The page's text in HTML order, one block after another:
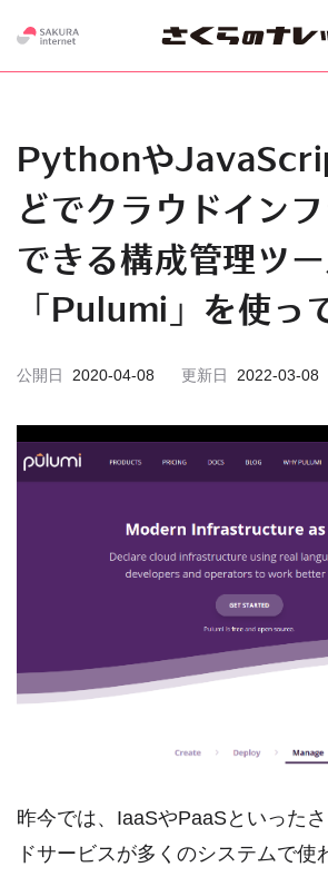
Pythonや
どでクラウドイン
できる構成管理ツ
「Pulumi」を使っ
公開日 2020-04-08 更新日 2022-03-08
昨今では、IaaSやPaaSといった
ドサービスが多くのシステムで使